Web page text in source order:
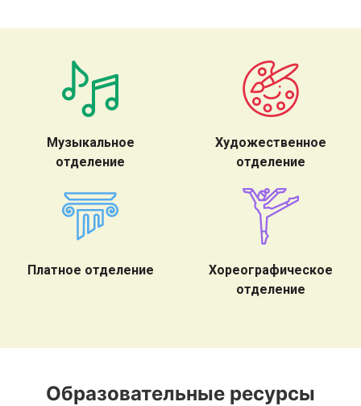
Музыкальное
отделение
Художественное
отделение
Платное отделение
Хореографическое
отделение
Образовательные ресурсы